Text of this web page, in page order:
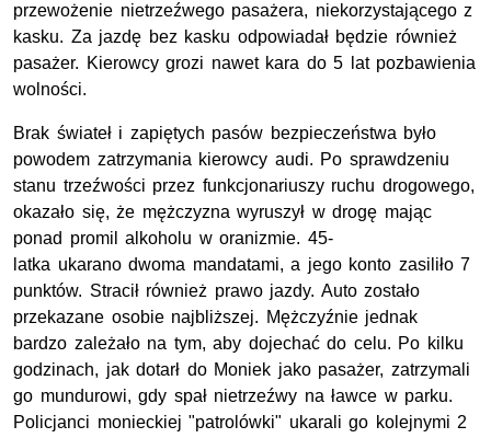
przewożenie nietrzeźwego pasażera, niekorzystającego z
kasku. Za jazdę bez kasku odpowiadał będzie również
pasażer. Kierowcy grozi nawet kara do 5 lat pozbawienia
wolności.
Brak świateł i zapiętych pasów bezpieczeństwa było
powodem zatrzymania kierowcy audi. Po sprawdzeniu
stanu trzeźwości przez funkcjonariuszy ruchu drogowego,
okazało się, że mężczyzna wyruszył w drogę mając
ponad promil alkoholu w oranizmie. 45-
latka ukarano dwoma mandatami, a jego konto zasiliło 7
punktów. Stracił również prawo jazdy. Auto zostało
przekazane osobie najbliższej. Mężczyźnie jednak
bardzo zależało na tym, aby dojechać do celu. Po kilku
godzinach, jak dotarł do Moniek jako pasażer, zatrzymali
go mundurowi, gdy spał nietrzeźwy na ławce w parku.
Policjanci monieckiej "patrolówki" ukarali go kolejnymi 2